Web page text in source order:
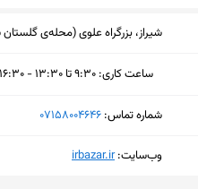
شیراز، بزرگراه علوی (محله‌ی
ساعت کاری: ۹:۳۰ تا ۱۳:۳۰ - ۱۶:۳۰ تا ۲۱
دوشنبه (امروز)
شماره تماس: ‎07158004646
وب‌سایت:‎irbazar.ir